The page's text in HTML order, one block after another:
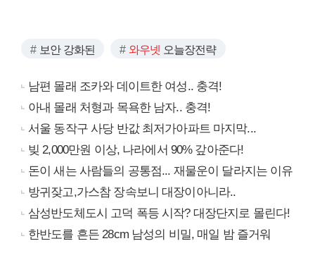
보안 강화된 와우넷 오늘장전략
남편 몰래 조카와 데이트한 여성.. 충격!
아내 몰래 처형과 목욕한 남자.. 충격!
서울 동작구 사당 반값 최저가아파트 마지막...
빚 2,000만원 이상, 나라에서 90% 갚아준다!
돈이 새는 사람들의 공통점... 재물운이 달라지는 이유
방귀잦고,가스참 장속보니 대장이아니라..
삼성반도체도시 고덕 폭등 시작? 대장단지로 몰린다!
한반도를 흔든 28cm 남성의 비밀, 매일 밤 즐거워